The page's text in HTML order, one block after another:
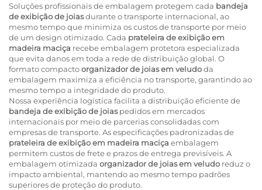
Soluções profissionais de embalagem protegem cada bandeja
de exibição de joiasdurante o transporte internacional, ao
mesmo tempo que minimiza os custos de transporte por meio
de um design otimizado. Cada prateleira de exibição em
madeira maciça recebe embalagem protetora especializada
que evita danos em toda a rede de distribuição global. O
formato compactoorganizador de joias em veludoda
embalagem maximiza a eficiência no transporte, garantindo ao
mesmo tempo a integridade do produto.
Nossa experiência logística facilita a distribuição eficiente de
bandeja de exibição de joiaspedidos em mercados
internacionais por meio de parcerias consolidadas com
empresas de transporte. As especificações padronizadas de
prateleira de exibição em madeira maciça embalagem
permitem custos de frete e prazos de entrega previsíveis. A
embalagem otimizada organizador de joias em veludo reduz o
impacto ambiental, mantendo ao mesmo tempo padrões
superiores de proteção do produto.